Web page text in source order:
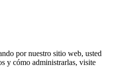
por nuestro sitio web, usted
y cómo administrarlas, visite